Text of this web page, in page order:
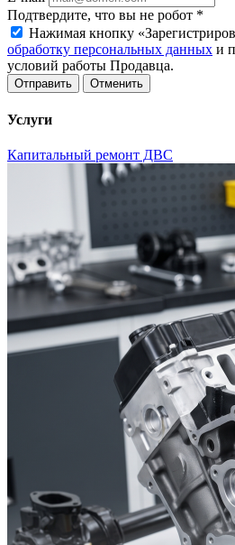
Подтвердите, что вы не робот *
Нажимая кнопку
обработку персональных данных и
условий работы Продавца.
Отменить
Услуги
Капитальный ремонт ДВС